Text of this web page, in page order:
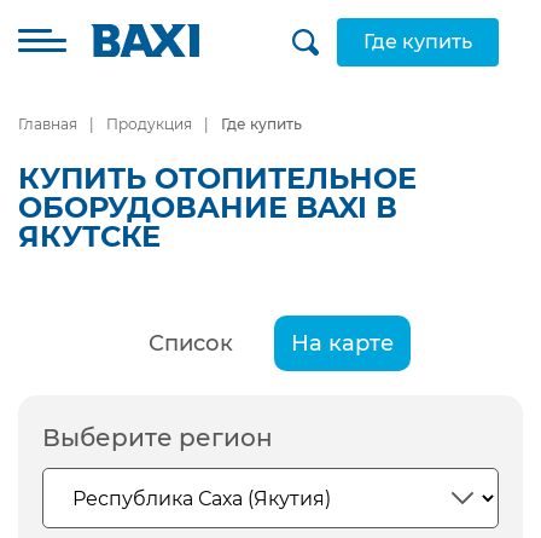
Где купить
Главная Продукция Где купить
КУПИТЬ ОТОПИТЕЛЬНОЕ
ОБОРУДОВАНИЕ BAXI В
ЯКУТСКЕ
Список На карте
Выберите регион